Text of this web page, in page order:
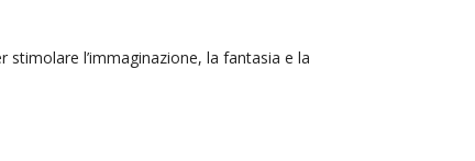
l’immaginazione, la fantasia e la